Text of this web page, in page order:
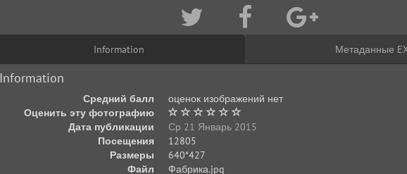
Information Метаданные
Information
Средний балл
оценок изображений нет
Оценить эту фотографию
Дата публикации
Ср 21 Январь 2015
Посещения
12805
Размеры
640*427
Файл
Фабрика.jpg